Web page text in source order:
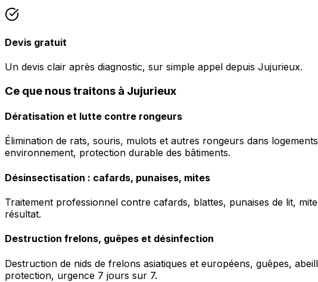
Devis gratuit
Un devis clair après diagnostic, sur simple appel depuis Jujurieux.
Ce que nous traitons à Jujurieux
Dératisation et lutte contre rongeurs
Élimination de rats, souris, mulots et autres rongeurs dans
environnement, protection durable des bâtiments.
Désinsectisation : cafards, punaises, mites
Traitement professionnel contre cafards, blattes, punaises de lit,
résultat.
Destruction frelons, guêpes et désinfection
Destruction de nids de frelons asiatiques et européens, guêpes,
protection, urgence 7 jours sur 7.